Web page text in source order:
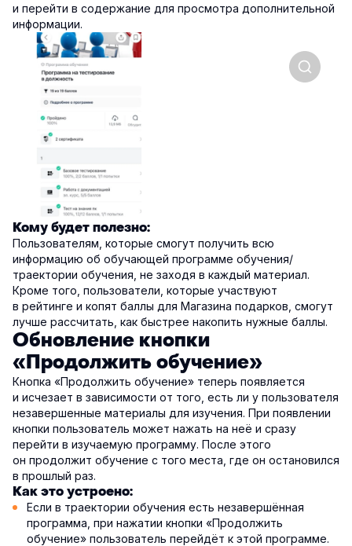
и перейти в содержание для просмотра дополнительной
информации.
Кому будет полезно:
Пользователям, которые смогут получить всю
информацию об обучающей программе обучения/
траектории обучения, не заходя в каждый материал.
Кроме того, пользователи, которые участвуют
в рейтинге и копят баллы для Магазина подарков, смогут
лучше рассчитать, как быстрее накопить нужные баллы.
Обновление кнопки
«Продолжить обучение»
Кнопка «Продолжить обучение» теперь появляется
и исчезает в зависимости от того, есть ли у пользователя
незавершенные материалы для изучения. При появлении
кнопки пользователь может нажать на неё и сразу
перейти в изучаемую программу. После этого
он продолжит обучение с того места, где он остановился
в прошлый раз.
Как это устроено:
Если в траектории обучения есть незавершённая
программа, при нажатии кнопки «Продолжить
обучение» пользователь перейдёт к этой программе.